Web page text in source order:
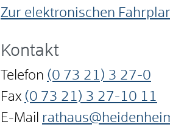
Zur elektronischen
Kontakt
Telefon (0 73 21) 3 27-0
Fax (0 73 21) 3 27-10 11
E-Mail